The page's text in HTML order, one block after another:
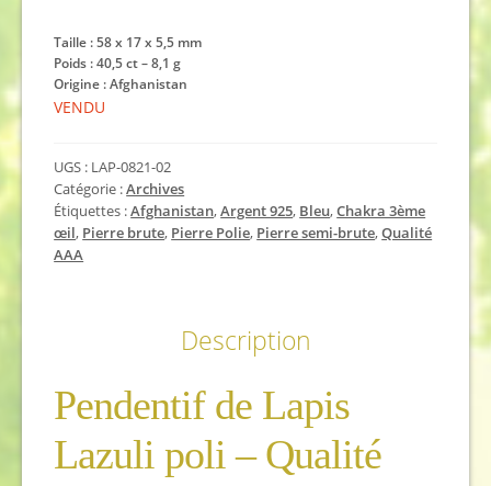
Taille : 58 x 17 x 5,5 mm
Poids : 40,5 ct – 8,1 g
Origine : Afghanistan
VENDU
UGS : LAP-0821-02
Catégorie :Archives
Étiquettes :Afghanistan,Argent 925, Bleu,Chakra 3ème
œil, Pierre brute, Pierre Polie, Pierre semi-brute,Qualité
AAA
Description
Pendentif de Lapis
Lazuli poli – Qualité